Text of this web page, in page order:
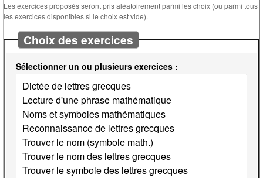
Les exercices proposés seront pris aléatoirement parmi les choix (ou parmi tous
les exercices disponibles si le choix est vide).
Choix des exercices
Sélectionner un ou plusieurs exercices :